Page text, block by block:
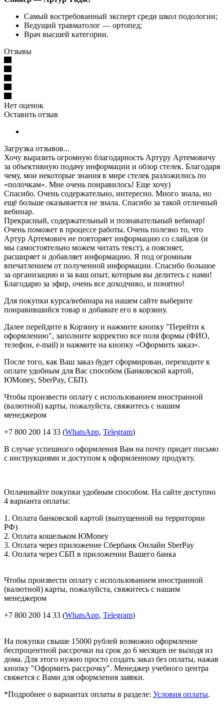
Самый востребованный эксперт среди школ подологии;
Ведущий травматолог — ортопед;
Врач высшей категории.
Отзывы
Нет оценок
Оставить отзыв
Загрузка отзывов...
Хочу выразить огромную благодарность Артуру Артемовичу
за объективную подачу информации и обзор стелек. Благодаря
чему, мои некоторые знания в мире стелек разложились по
«полочкам». Мне очень понравилось! Еще хочу)
Спасибо. Очень содержательно, интересно. Много знала, но
ещё больше оказывается не знала. Спасибо за такой отличный
вебинар.
Прекрасный, содержательный и познавательный вебинар!
Очень поможет в процессе работы. Очень полезно то, что
Артур Артемович не повторяет информацию со слайдов (и
мы самостоятельно можем читать текст), а поясняет,
расширяет и добавляет информацию. Я под огромным
впечатлением от полученной информации. Спасибо большое
за организацию и за ваш опыт, которым вы делитесь с нами!
Благодарю за эфир, очень все доходчиво, и понятно!
Для покупки курса/вебинара на нашем сайте выберите
понравившийся товар и добавьте его в корзину.
Далее перейдите в Корзину и нажмите кнопку "Перейти к
оформлению", заполните корректно все поля формы (ФИО,
телефон, e-mail) и нажмите на кнопку «Оформить заказ».
После того, как Ваш заказ будет сформирован, переходите к
оплате удобным для Вас способом (Банковской картой,
ЮMoney, SberPay, СБП).
Чтобы произвести оплату с использованием иностранной
(валютной) карты, пожалуйста, свяжитесь с нашим
менеджером
+7 800 200 14 33 (WhatsApp, Telegram)
В случае успешного оформления Вам на почту придет письмо
с инструкциями и доступом к оформленному продукту.
Оплачивайте покупки удобным способом. На сайте доступно
4 варианта оплаты:
1. Оплата банковской картой (выпущенной на территории
РФ)
2. Оплата кошельком ЮMoney
3. Оплата через приложение Сбербанк Онлайн SberPay
4. Оплата через СБП в приложении Вашего банка
Чтобы произвести оплату с использованием иностранной
(валютной) карты, пожалуйста, свяжитесь с нашим
менеджером
+7 800 200 14 33 (WhatsApp, Telegram)
На покупки свыше 15000 рублей возможно оформление
беспроцентной рассрочки на срок до 6 месяцев не выходя из
дома. Для этого нужно просто создать заказ без оплаты, нажав
кнопку "Оформить рассрочку". Менеджер учебного центра
свяжется с Вами для оформления заявки.
*Подробнее о вариантах оплаты в разделе: Условия оплаты.